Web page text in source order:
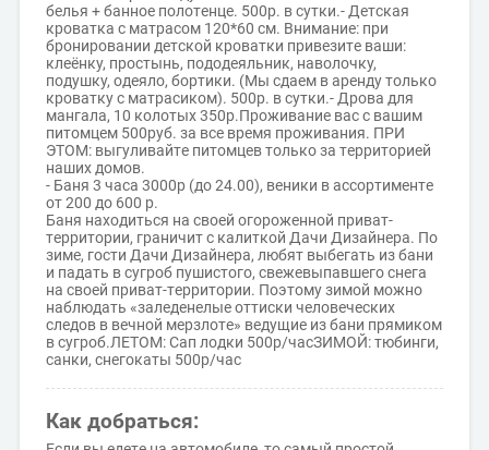
белья + банное полотенце. 500р. в сутки.- Детская
кроватка с матрасом 120*60 см. Внимание: при
бронировании детской кроватки привезите ваши:
клеёнку, простынь, пододеяльник, наволочку,
подушку, одеяло, бортики. (Мы сдаем в аренду только
кроватку с матрасиком). 500р. в сутки.- Дрова для
мангала, 10 колотых 350р.Проживание вас с вашим
питомцем 500руб. за все время проживания. ПРИ
ЭТОМ: выгуливайте питомцев только за территорией
наших домов.
- Баня 3 часа 3000р (до 24.00), веники в ассортименте
от 200 до 600 р.
Баня находиться на своей огороженной приват-
территории, граничит с калиткой Дачи Дизайнера. По
зиме, гости Дачи Дизайнера, любят выбегать из бани
и падать в сугроб пушистого, свежевыпавшего снега
на своей приват-территории. Поэтому зимой можно
наблюдать «заледенелые оттиски человеческих
следов в вечной мерзлоте» ведущие из бани прямиком
в сугроб.ЛЕТОМ: Сап лодки 500р/часЗИМОЙ: тюбинги,
санки, снегокаты 500р/час
Как добраться: